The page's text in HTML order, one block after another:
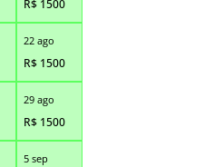
R$ 1500
22 ago
R$ 1500
29 ago
R$ 1500
5 sep